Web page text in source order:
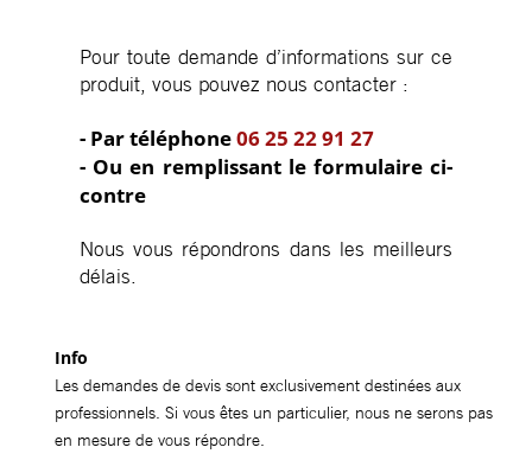
Pour toute demande d’informations sur ce
produit, vous pouvez nous contacter :
- Par téléphone06 25 22 91 27
- Ou en remplissant le formulaire ci-
contre
Nous vous répondrons dans les meilleurs
délais.
Info
Les demandes de devis sont exclusivement destinées aux
professionnels. Si vous êtes un particulier, nous ne serons pas
en mesure de vous répondre.